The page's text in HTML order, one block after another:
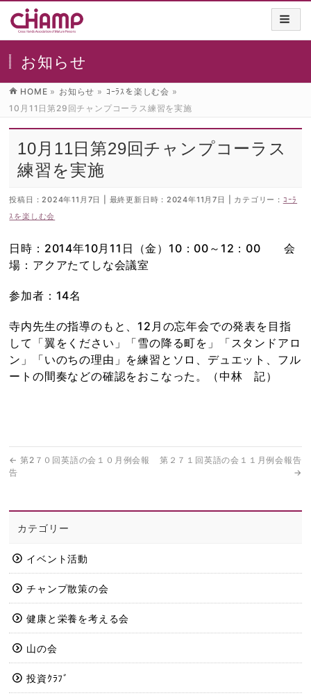
お知らせ
HOME » お知らせ » ｺｰﾗｽを楽しむ会 »
10月11日第29回チャンプコーラス練習を実施
10月11日第29回チャンプコーラス
練習を実施
投稿日 : 2024年11月7日 最終更新日時 : 2024年11月7日 カテゴリー : ｺｰﾗ
ｽを楽しむ会
日時：2014年10月11日（金）10：00～12：00 会
場：アクアたてしな会議室
参加者：14名
寺内先生の指導のもと、12月の忘年会での発表を目指
して「翼をください」「雪の降る町を」「スタンドアロ
ン」「いのちの理由」を練習とソロ、デュエット、フル
ートの間奏などの確認をおこなった。（中林 記）
← 第2７０回英語の会１０月例会報
告
第２７１回英語の会１１月例会報告
→
カテゴリー
イベント活動
チャンプ散策の会
健康と栄養を考える会
山の会
投資ｸﾗﾌﾞ